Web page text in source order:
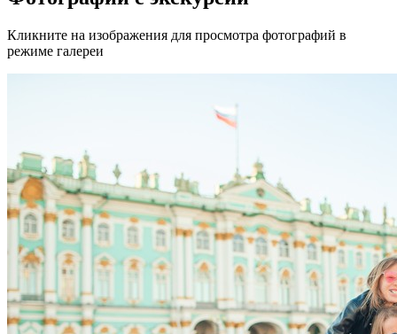
Кликните на изображения для просмотра фотографий в
режиме галереи